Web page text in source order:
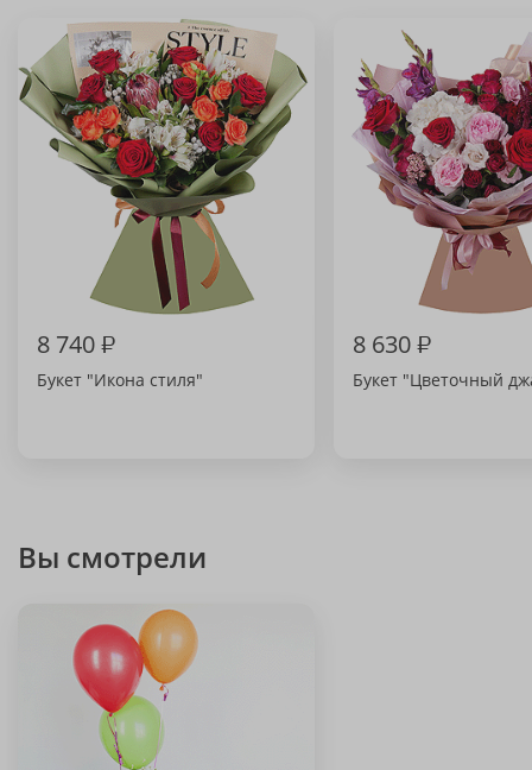
8 740₽
Букет "Икона стиля"
8 630₽
Букет "Цветочный
Вы смотрели